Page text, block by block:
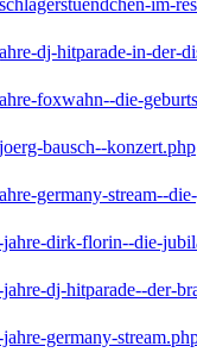
dj-hitparade-in-der-
foxwahn--die-
bausch--konzert.php
germany-stream--
jahre-dirk-florin--die-
jahre-dj-hitparade--der-
jahre-germany-